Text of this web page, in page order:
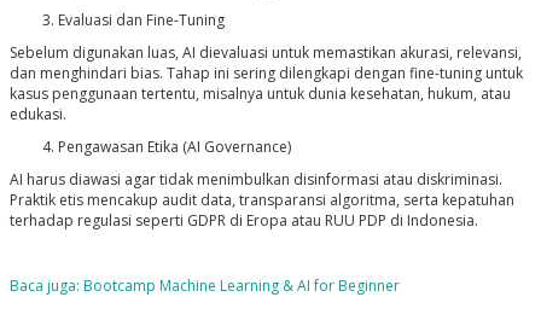
Evaluasi dan Fine-Tuning
Sebelum digunakan luas, AI dievaluasi untuk memastikan akurasi, relevansi,
dan menghindari bias. Tahap ini sering dilengkapi dengan fine-tuninguntuk
kasus penggunaan tertentu, misalnya untuk dunia kesehatan, hukum, atau
edukasi.
Pengawasan Etika (AI Governance)
AI harus diawasi agar tidak menimbulkan disinformasi atau diskriminasi.
Praktik etis mencakup audit data, transparansi algoritma, serta kepatuhan
terhadap regulasi seperti GDPR di Eropa atau RUU PDP di Indonesia.
Baca juga: Bootcamp Machine Learning & AI for Beginner